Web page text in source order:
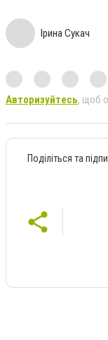
Ірина Сукач
Авторизуйтесь, щоб
Поділіться та